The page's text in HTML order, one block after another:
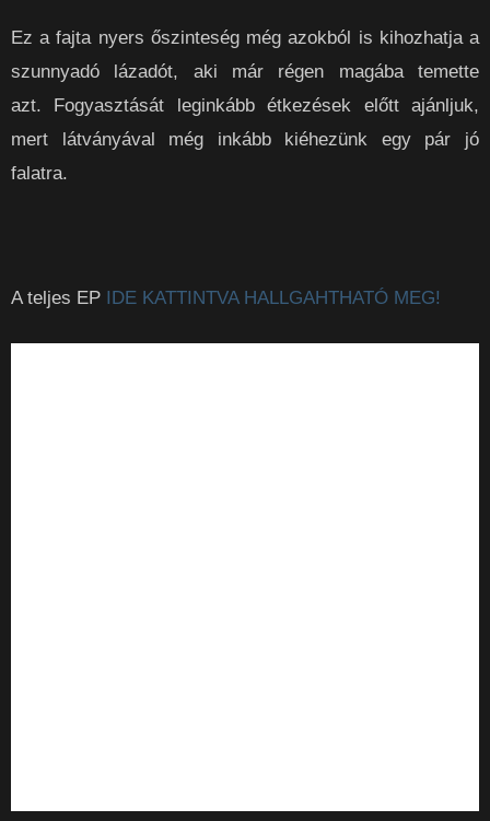
Ez a fajta nyers őszinteség még azokból is kihozhatja a
szunnyadó lázadót, aki már régen magába temette
azt. Fogyasztását leginkább étkezések előtt ajánljuk,
mert látványával még inkább kiéhezünk egy pár jó
falatra.
A teljes EP IDE KATTINTVA HALLGAHTHATÓ MEG!